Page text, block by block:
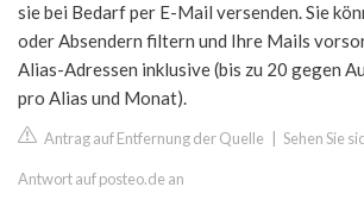
sie bei Bedarf per E-Mail versenden. Sie
oder Absendern filtern und Ihre Mails
Alias-Adressen inklusive (bis zu 20 gegen
pro Alias und Monat).
Antrag auf Entfernung der Quelle Sehen Sie
Antwort auf posteo.de an